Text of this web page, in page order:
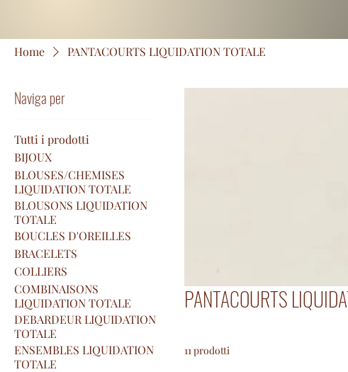
Home PANTACOURTS LIQUIDATION TOTALE
Naviga per
Tutti i prodotti
BIJOUX
BLOUSES/CHEMISES
LIQUIDATION TOTALE
BLOUSONS LIQUIDATION
TOTALE
BOUCLES D'OREILLES
BRACELETS
COLLIERS
COMBINAISONS
LIQUIDATION TOTALE
DEBARDEUR LIQUIDATION
TOTALE
ENSEMBLES LIQUIDATION
TOTALE
PANTACOURTS
11 prodotti